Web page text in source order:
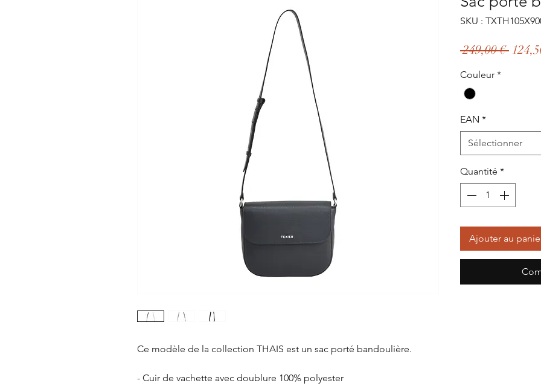
Ce modèle de la collection THAIS est un sac porté bandoulière.
- Cuir de vachette avec doublure 100% polyester
SKU :
249,00 € Prix
Couleur *
EAN *
Sélectionner
Quantité *
Ajouter au